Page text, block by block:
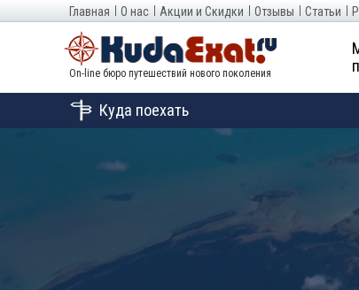
Главная О нас Акции и Скидки Отзывы Статьи
On-line бюро путешествий нового поколения
Куда поехать